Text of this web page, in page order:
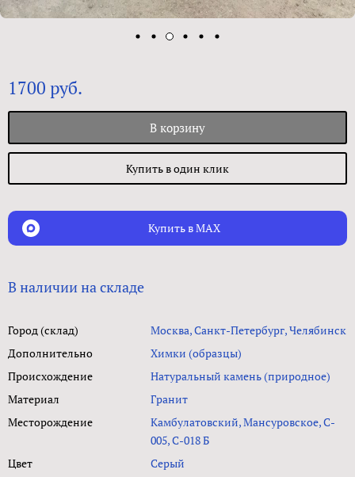
1700 руб.
В корзину
Купить в один клик
Купить в MAX
В наличии на складе
Город (склад)
Москва, Санкт-Петербург, Челябинск
Дополнительно
Химки (образцы)
Происхождение
Натуральный камень (природное)
Материал
Гранит
Месторождение
Камбулатовский, Мансуровское, C-
005, С-018 Б
Цвет
Серый